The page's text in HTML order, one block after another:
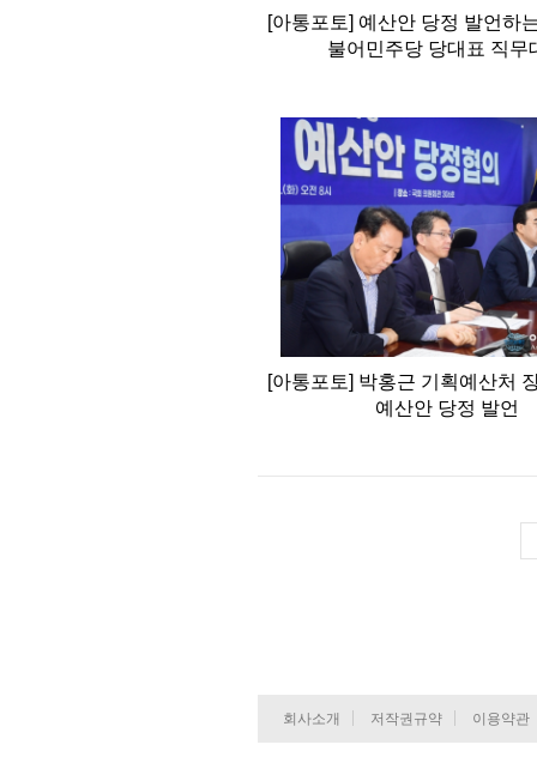
[아통포토] 예산안 당정 발언하
불어민주당 당대표 직무
[아통포토] 박홍근 기획예산처
예산안 당정 발언
회사소개 저작권규약 이용약관